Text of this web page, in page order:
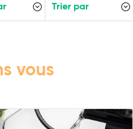
Trier par
vous